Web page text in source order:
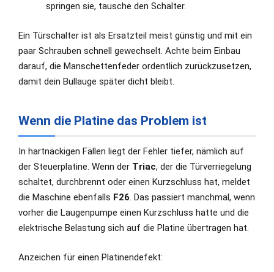
springen sie, tausche den Schalter.
Ein Türschalter ist als Ersatzteil meist günstig und mit ein
paar Schrauben schnell gewechselt. Achte beim Einbau
darauf, die Manschettenfeder ordentlich zurückzusetzen,
damit dein Bullauge später dicht bleibt.
Wenn die Platine das Problem ist
In hartnäckigen Fällen liegt der Fehler tiefer, nämlich auf
der Steuerplatine. Wenn der Triac, der die Türverriegelung
schaltet, durchbrennt oder einen Kurzschluss hat, meldet
die Maschine ebenfalls F26. Das passiert manchmal, wenn
vorher die Laugenpumpe einen Kurzschluss hatte und die
elektrische Belastung sich auf die Platine übertragen hat.
Anzeichen für einen Platinendefekt: